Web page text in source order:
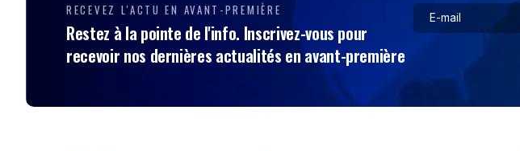
RECEVEZ L'ACTU EN AVANT-PREMIÈRE
Restez à la pointe de l'info. Inscrivez-vous pour
recevoir nos dernières actualités en avant-première